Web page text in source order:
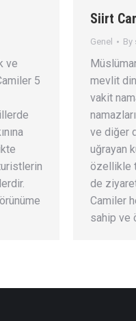
ve
5
Siirt
Genel By
mevlit
vakit
ve diğer
uğrayan
özellikle
de
Camiler
sahip ve